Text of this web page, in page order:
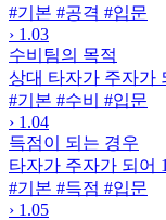
#기본 #공격 #입문
› 1.03
수비팀의 목적
상대 타자가 주자가
#기본 #수비
#입문
› 1.04
득점이 되는 경우
타자가 주자가 되
#기본 #득점 #입문
› 1.05